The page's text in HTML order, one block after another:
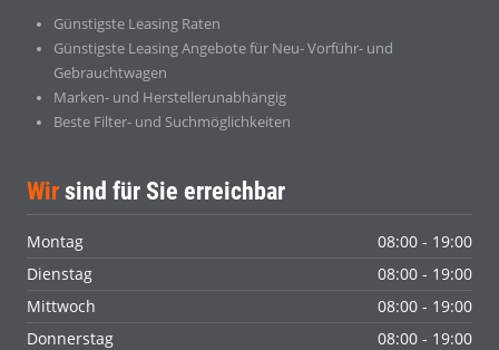
Günstigste Leasing Raten
Günstigste Leasing Angebote für Neu- Vorführ- und
Gebrauchtwagen
Marken- und Herstellerunabhängig
Beste Filter- und Suchmöglichkeiten
Wir sind für Sie erreichbar
Montag
08:00 - 19:00
Dienstag
08:00 - 19:00
Mittwoch
08:00 - 19:00
Donnerstag
08:00 - 19:00